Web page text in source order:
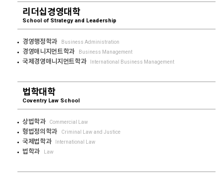
리더십경영대학
School of Strategy and Leadership
경영행정학과 Business Administration
경영매니지먼트학과 Business Management
국제경영매니지먼트학과 International Business Management
법학대학
Coventry Law School
상법학과 Commercial Law
형법정의학과 Criminal Law and Justice
국제법학과 International Law
법학과 Law